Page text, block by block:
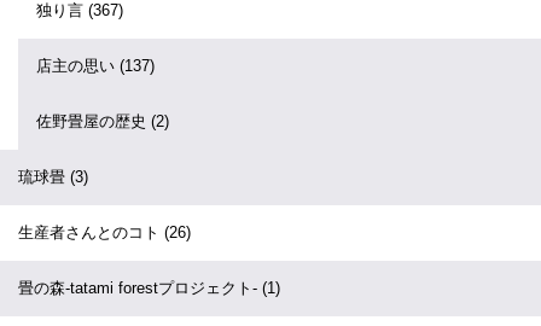
独り言 (367)
店主の思い (137)
佐野畳屋の歴史 (2)
琉球畳 (3)
生産者さんとのコト (26)
畳の森-tatami forestプロジェクト- (1)